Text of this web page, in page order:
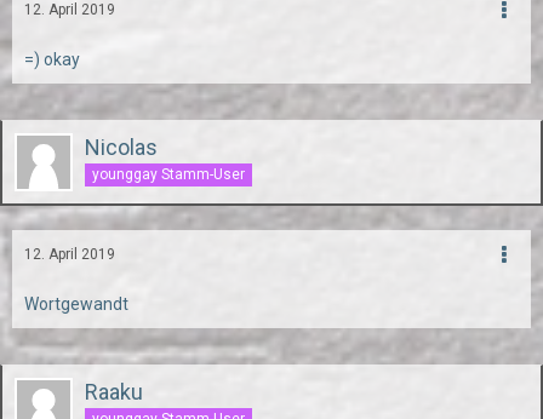
12. April 2019
=) okay
Nicolas
younggay Stamm-User
12. April 2019
Wortgewandt
Raaku